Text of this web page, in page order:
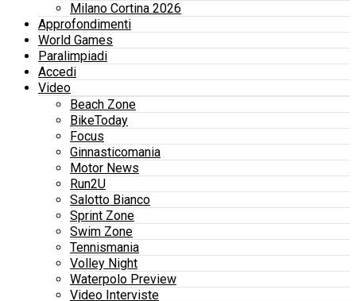
Milano Cortina 2026
Approfondimenti
World Games
Paralimpiadi
Accedi
Video
Beach Zone
BikeToday
Focus
Ginnasticomania
Motor News
Run2U
Salotto Bianco
Sprint Zone
Swim Zone
Tennismania
Volley Night
Waterpolo Preview
Video Interviste